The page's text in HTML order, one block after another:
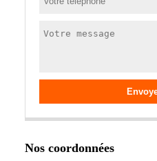
Nos coordonnées